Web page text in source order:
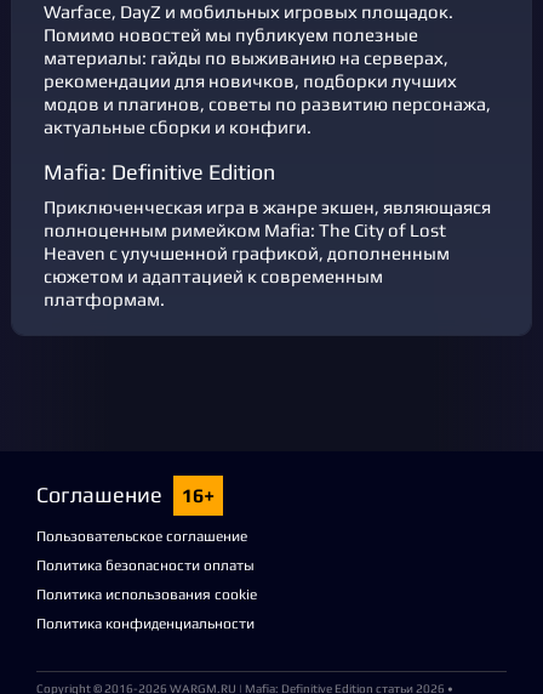
Warface, DayZ и мобильных игровых площадок.
Помимо новостей мы публикуем полезные
материалы: гайды по выживанию на серверах,
рекомендации для новичков, подборки лучших
модов и плагинов, советы по развитию персонажа,
актуальные сборки и конфиги.
Mafia: Definitive Edition
Приключенческая игра в жанре экшен, являющаяся
полноценным римейком Mafia: The City of Lost
Heaven с улучшенной графикой, дополненным
сюжетом и адаптацией к современным
платформам.
Соглашение 16+
Пользовательское соглашение
Политика безопасности оплаты
Политика использования cookie
Политика конфиденциальности
Copyright © 2016-2026 WARGM.RU | Mafia: Definitive Edition статьи 2026 •